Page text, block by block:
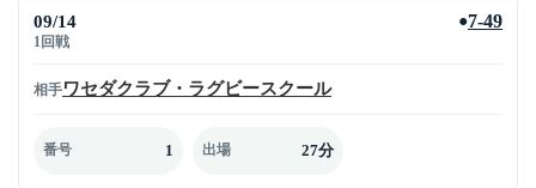
09/14
1回戦
●7-49
相手ワセダクラブ・ラグビースクール
番号 1 出場 27分